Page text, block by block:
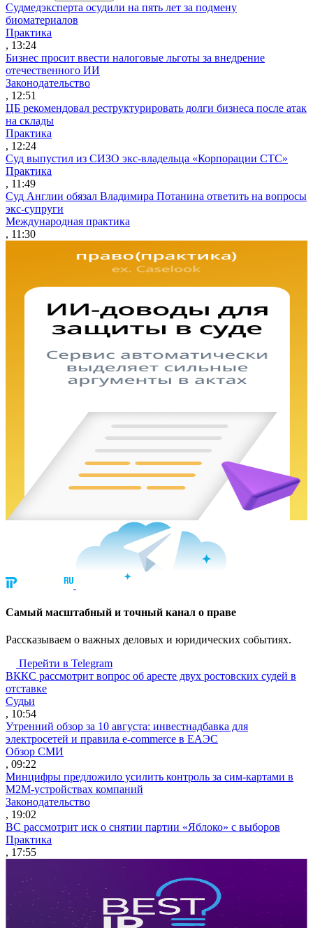
Судмедэксперта осудили на пять лет за подмену
биоматериалов
Практика
, 13:24
Бизнес просит ввести налоговые льготы за внедрение
отечественного ИИ
Законодательство
, 12:51
ЦБ рекомендовал реструктурировать долги бизнеса после атак
на склады
Практика
, 12:24
Суд выпустил из СИЗО экс-владельца «Корпорации СТС»
Практика
, 11:49
Суд Англии обязал Владимира Потанина ответить на вопросы
экс-супруги
Международная практика
, 11:30
Cамый масштабный и точный канал о праве
Рассказываем о важных деловых и юридических событиях.
Перейти в Telegram
ВККС рассмотрит вопрос об аресте двух ростовских судей в
отставке
Судьи
, 10:54
Утренний обзор за 10 августа: инвестнадбавка для
электросетей и правила e-commerce в ЕАЭС
Обзор СМИ
, 09:22
Минцифры предложило усилить контроль за сим-картами в
M2M-устройствах компаний
Законодательство
, 19:02
ВС рассмотрит иск о снятии партии «Яблоко» с выборов
Практика
, 17:55